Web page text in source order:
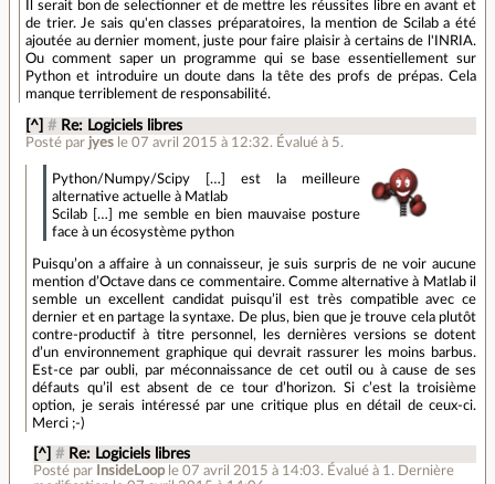
Il serait bon de selectionner et de mettre les réussites libre en avant et
de trier. Je sais qu'en classes préparatoires, la mention de Scilab a été
ajoutée au dernier moment, juste pour faire plaisir à certains de l'INRIA.
Ou comment saper un programme qui se base essentiellement sur
Python et introduire un doute dans la tête des profs de prépas. Cela
manque terriblement de responsabilité.
[^] # Re: Logiciels libres
Posté par jyes le 07 avril 2015 à 12:32. Évalué à 5.
Python/Numpy/Scipy […] est la meilleure
alternative actuelle à Matlab
Scilab […] me semble en bien mauvaise posture
face à un écosystème python
Puisqu’on a affaire à un connaisseur, je suis surpris de ne voir aucune
mention d’Octave dans ce commentaire. Comme alternative à Matlab il
semble un excellent candidat puisqu’il est très compatible avec ce
dernier et en partage la syntaxe. De plus, bien que je trouve cela plutôt
contre-productif à titre personnel, les dernières versions se dotent
d’un environnement graphique qui devrait rassurer les moins barbus.
Est-ce par oubli, par méconnaissance de cet outil ou à cause de ses
défauts qu’il est absent de ce tour d’horizon. Si c’est la troisième
option, je serais intéressé par une critique plus en détail de ceux-ci.
Merci ;-)
[^] # Re: Logiciels libres
Posté par InsideLoop le 07 avril 2015 à 14:03. Évalué à 1 . Dernière